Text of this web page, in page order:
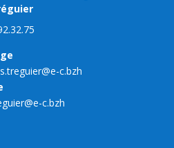
c.bzh
c.bzh